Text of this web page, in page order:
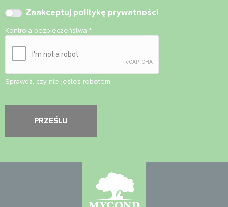
Zaakceptuj politykę prywatności
Kontrola bezpieczeństwa *
Sprawdź, czy nie jesteś robotem.